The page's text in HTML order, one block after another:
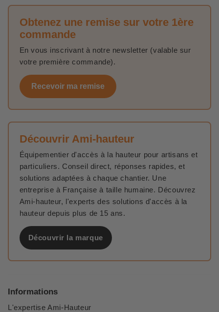
Obtenez une remise sur votre 1ère
commande
En vous inscrivant à notre newsletter (valable sur
votre première commande).
Recevoir ma remise
Découvrir Ami-hauteur
Équipementier d'accès à la hauteur pour artisans et
particuliers. Conseil direct, réponses rapides, et
solutions adaptées à chaque chantier. Une
entreprise à Française à taille humaine. Découvrez
Ami-hauteur, l'experts des solutions d'accès à la
hauteur depuis plus de 15 ans.
Découvrir la marque
Informations
L'expertise Ami-Hauteur